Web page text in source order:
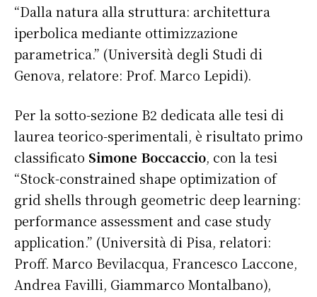
“Dalla natura alla struttura: architettura
iperbolica mediante ottimizzazione
parametrica.” (Università degli Studi di
Genova, relatore: Prof. Marco Lepidi).
Per la sotto-sezione B2 dedicata alle tesi di
laurea teorico-sperimentali, è risultato primo
classificato Simone Boccaccio, con la tesi
“Stock-constrained shape optimization of
grid shells through geometric deep learning:
performance assessment and case study
application.” (Università di Pisa, relatori:
Proff. Marco Bevilacqua, Francesco Laccone,
Andrea Favilli, Giammarco Montalbano),